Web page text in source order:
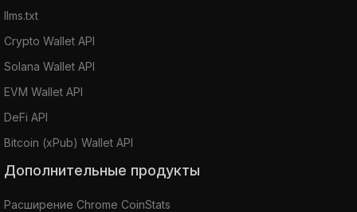
llms.txt
Crypto Wallet API
Solana Wallet API
EVM Wallet API
DeFi API
Bitcoin (xPub) Wallet API
Дополнительные продукты
Расширение Chrome CoinStats